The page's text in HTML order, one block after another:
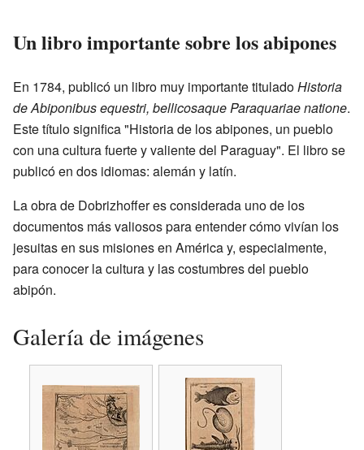
Un libro importante sobre los abipones
En 1784, publicó un libro muy importante tituladoHistoria
de Abiponibus equestri, bellicosaque Paraquariae natione.
Este título significa "Historia de los abipones, un pueblo
con una cultura fuerte y valiente del Paraguay". El libro se
publicó en dos idiomas: alemán y latín.
La obra de Dobrizhoffer es considerada uno de los
documentos más valiosos para entender cómo vivían los
jesuitas en sus misiones en América y, especialmente,
para conocer la cultura y las costumbres del pueblo
abipón.
Galería de imágenes